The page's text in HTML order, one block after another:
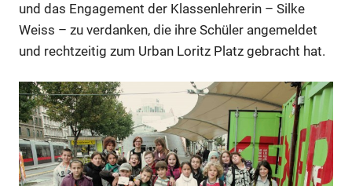
und das Engagement der Klassenlehrerin – Silke
Weiss – zu verdanken, die ihre Schüler angemeldet
und rechtzeitig zum Urban Loritz Platz gebracht hat.